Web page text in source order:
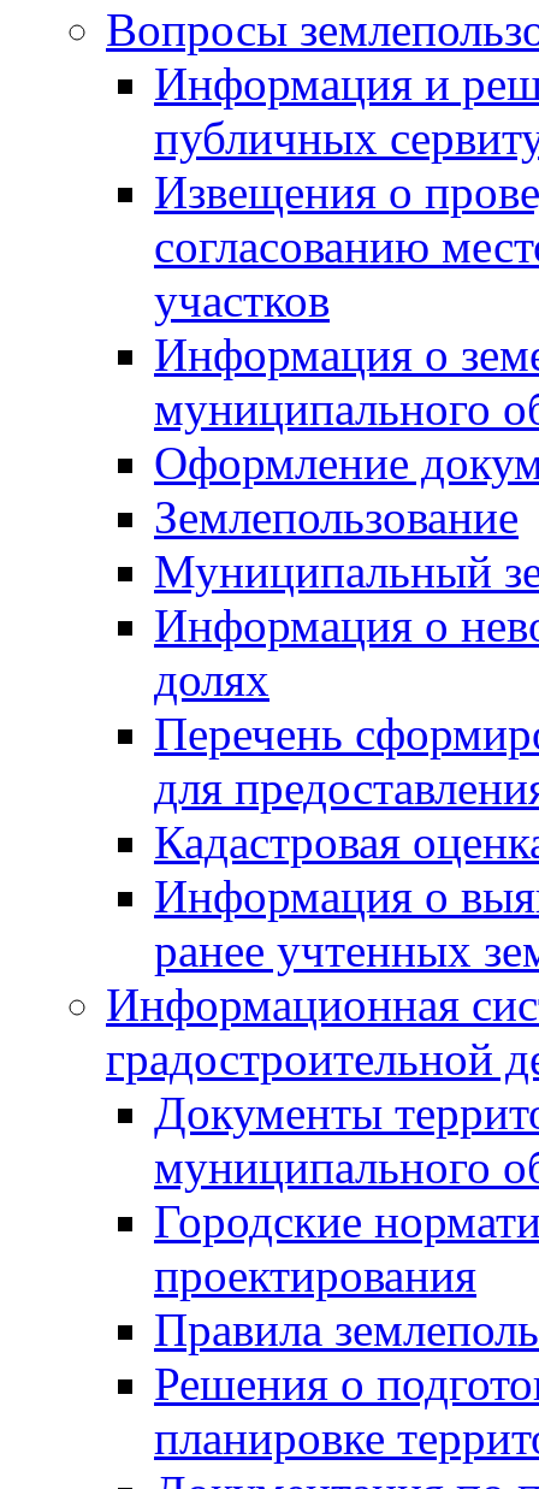
Вопросы
Информация и
публичных
Извещения о
согласованию
участков
Информация о
муниципального
Оформление
Землепользование
Муниципальный
Информация о
долях
Перечень
для
Кадастровая
Информация о
ранее учтенных
Информационная
градостроительной
Документы
муниципального
Городские
проектирования
Правила
Решения о
планировке